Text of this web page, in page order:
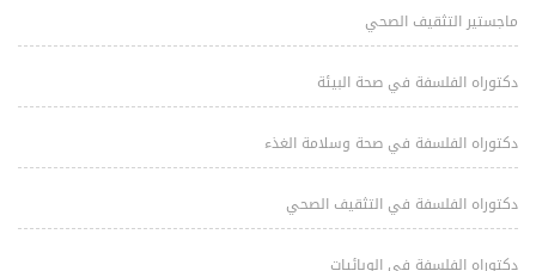
ماجستير التثقيف الصحي
دكتوراه الفلسفة في صحة البيئة
دكتوراه الفلسفة في صحة وسلامة الغذء
دكتوراه الفلسفة في التثقيف الصحي
دكتوراه الفلسفة في الوبائيات